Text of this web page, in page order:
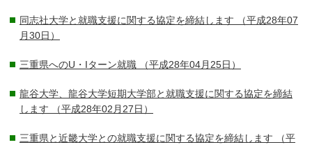
同志社大学と就職支援に関する協定を締結します （平成28年07
月30日）
三重県へのU・Iターン就職 （平成28年04月25日）
龍谷大学、龍谷大学短期大学部と就職支援に関する協定を締結
します （平成28年02月27日）
三重県と近畿大学との就職支援に関する協定を締結します （平